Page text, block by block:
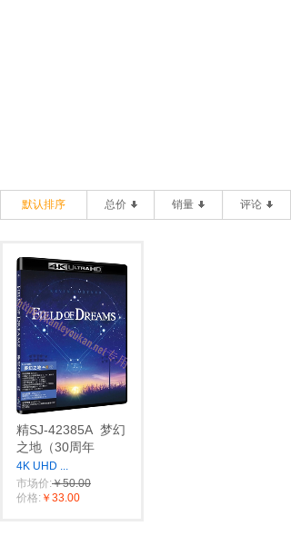
默认排序 总价 销量 评论
精SJ-42385A 梦幻
之地（30周年
4K UHD ...
市场价:￥50.00
价格: ￥33.00